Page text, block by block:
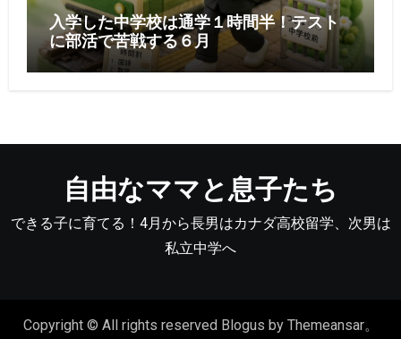
入学した中学校は通学１時間半！テスト
に部活で苦戦する６月
自由なママと息子たち
できる子に育てる！4月から長男はカナダ高校留学、次男は
私立中学へ
Copyright © All rights reserved Blogus by Themeansar。